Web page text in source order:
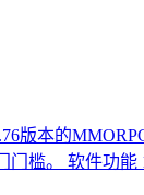
版本的
槛。 软件功